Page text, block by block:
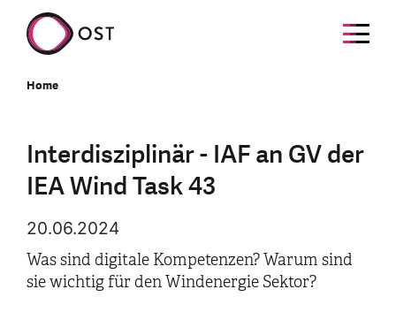
Home
Interdisziplinär - IAF an GV der
IEA Wind Task 43
20.06.2024
Was sind digitale Kompetenzen? Warum sind
sie wichtig für den Windenergie Sektor?